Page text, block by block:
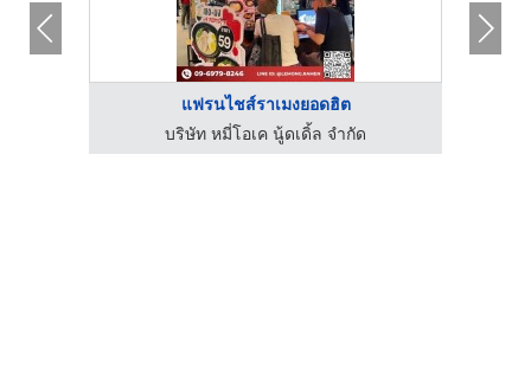
แฟรนไชส์ราเมงยอดฮิต
บริษัท หมี่โอเค นู้ดเดิ้ล จำกัด